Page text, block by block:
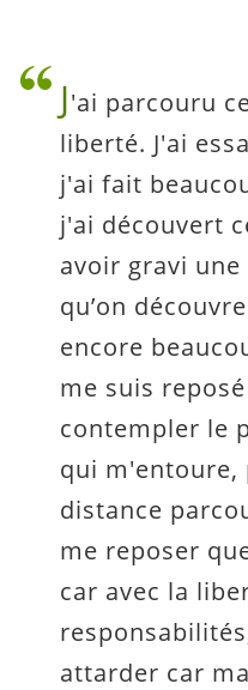
J'ai parcouru
liberté. J'ai
j'ai fait
j'ai découvert
avoir gravi
qu’on
encore
me suis
contempler le
qui m'entoure,
distance
me reposer
car avec la
attarder car